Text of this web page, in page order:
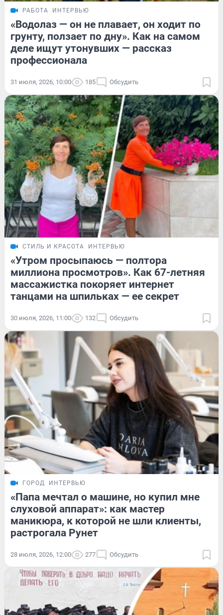
РАБОТА ИНТЕРВЬЮ
«Водолаз — он не плавает, он ходит по
грунту, ползает по дну». Как на самом
деле ищут утонувших — рассказ
профессионала
31 июля, 2026, 10:00 185 Обсудить
СТИЛЬ И КРАСОТА ИНТЕРВЬЮ
«Утром просыпаюсь — полтора
миллиона просмотров». Как 67-летняя
массажистка покоряет интернет
танцами на шпильках — ее секрет
30 июля, 2026, 11:00 132 Обсудить
ГОРОД ИНТЕРВЬЮ
«Папа мечтал о машине, но купил мне
слуховой аппарат»: как мастер
маникюра, к которой не шли клиенты,
растрогала Рунет
28 июля, 2026, 12:00 277 Обсудить